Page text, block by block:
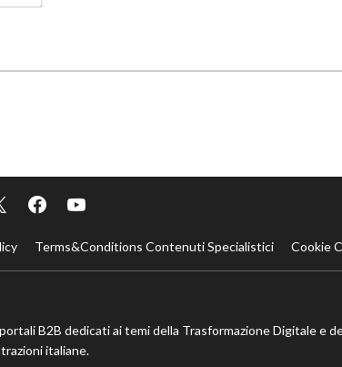
Terms&Conditions Contenuti Specialistici Cookie
B2B dedicati ai temi della Trasformazione Digitale e
italiane.